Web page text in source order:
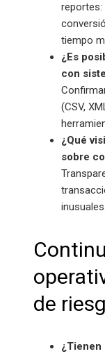
reportes:
tiempo
¿Es
con
(CSV,
¿Qué
sobre
inusuales.
de
¿Tienen